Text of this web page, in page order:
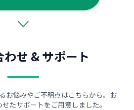
わせ & サポート
お悩みやご不明点はこちらから。お
たサポートをご用意しました。